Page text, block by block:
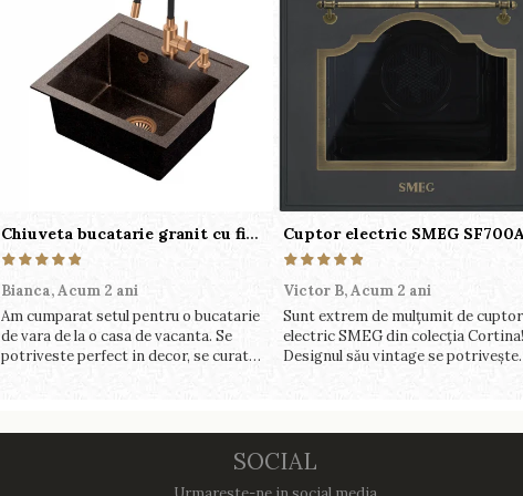
Chiuveta bucatarie granit cu finisaj negru perlat/cupru Steingran Art Copper cu dozator si baterie Quadron
Bianca,Acum 2 ani
Am cumparat setul pentru o bucatarie
de vara de la o casa de vacanta. Se
potriveste perfect in decor, se curata
Victor B,Acum 2 ani
Sunt extrem de mulțumit de
electric SMEG din colecția Cortina!
Designul său vintage se potrivește
SOCIAL